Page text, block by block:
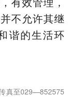
不允许其继
谐的生活环
真至029—852575